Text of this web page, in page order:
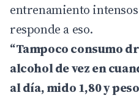
entrenamiento
responde a eso.
“Tampoco consumo
alcohol de vez en
al día, mido 1,80 y